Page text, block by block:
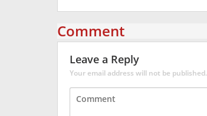
Comment
Leave a Reply
Your email address will not be published.